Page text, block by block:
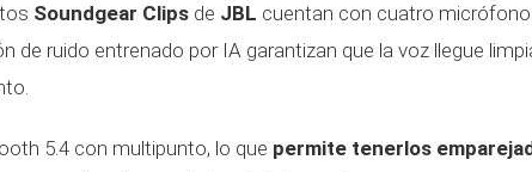
Soundgear Clips de JBL cuentan con cuatro
de ruido entrenado por IA garantizan que la voz llegue
5.4 con multipunto, lo que permite tenerlos